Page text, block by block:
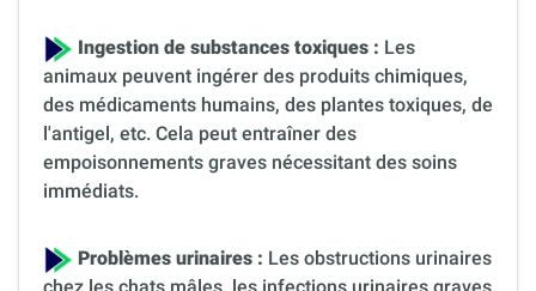
Ingestion de substances toxiques : Les
animaux peuvent ingérer des produits chimiques,
des médicaments humains, des plantes toxiques, de
l'antigel, etc. Cela peut entraîner des
empoisonnements graves nécessitant des soins
immédiats.
Problèmes urinaires : Les obstructions urinaires